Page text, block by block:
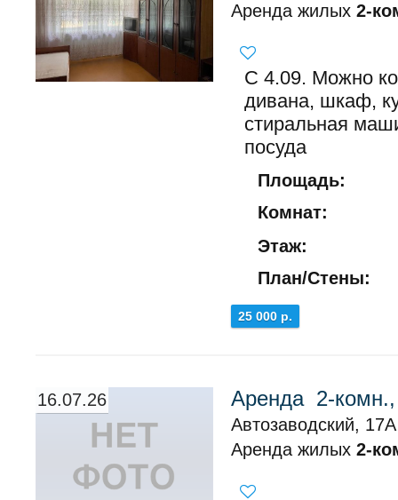
Аренда жилых 2-
С 4.09. Можно
дивана, шкаф,
стиральная
посуда
Площадь:
Комнат:
Этаж:
План/Стены:
25 000 р.
16.07.26 Аренда 2-комн.,
Автозаводский,
Аренда жилых 2-